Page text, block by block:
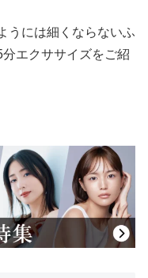
うには細くならないふ
エクササイズをご紹